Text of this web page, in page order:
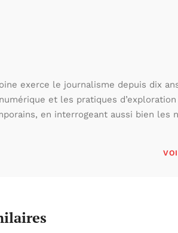
exerce le journalisme depuis dix
et les pratiques
en interrogeant aussi bien